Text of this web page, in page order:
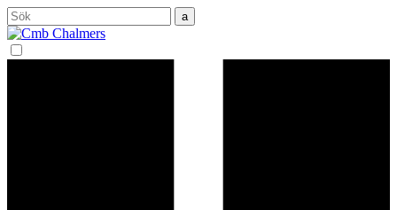
Sök
efter: